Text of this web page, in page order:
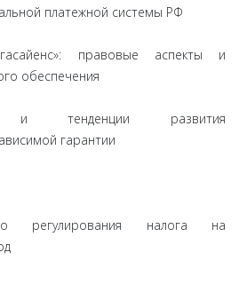
платежной системы РФ
правовые аспекты и
обеспечения
и тенденции развития
гарантии
регулирования налога на